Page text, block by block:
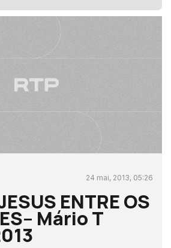
24 mai, 2013, 05:26
ENTRE OS
Mário T